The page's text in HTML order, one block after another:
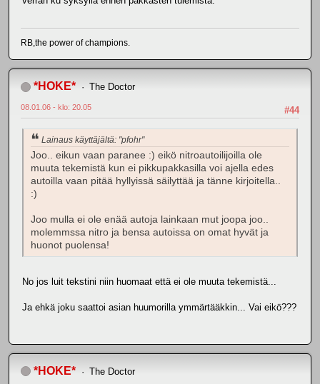
RB,the power of champions.
*HOKE* The Doctor
#44
08.01.06 - klo: 20.05
Lainaus käyttäjältä: "pfohr"
Joo.. eikun vaan paranee :) eikö nitroautoilijoilla ole
muuta tekemistä kun ei pikkupakkasilla voi ajella edes
autoilla vaan pitää hyllyissä säilyttää ja tänne kirjoitella..
:)
Joo mulla ei ole enää autoja lainkaan mut joopa joo..
molemmssa nitro ja bensa autoissa on omat hyvät ja
huonot puolensa!
No jos luit tekstini niin huomaat että ei ole muuta tekemistä...
Ja ehkä joku saattoi asian huumorilla ymmärtääkkin... Vai eikö???
*HOKE* The Doctor